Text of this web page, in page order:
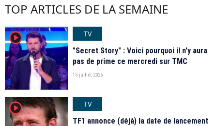
TOP ARTICLES DE LA SEMAINE
player2
TV
"Secret Story" : Voici pourquoi il n'y aura
pas de prime ce mercredi sur TMC
15 juillet 2026
player2
TV
TF1 annonce (déjà) la date de lancement